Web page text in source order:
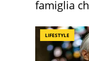
famiglia
LIFESTYLE